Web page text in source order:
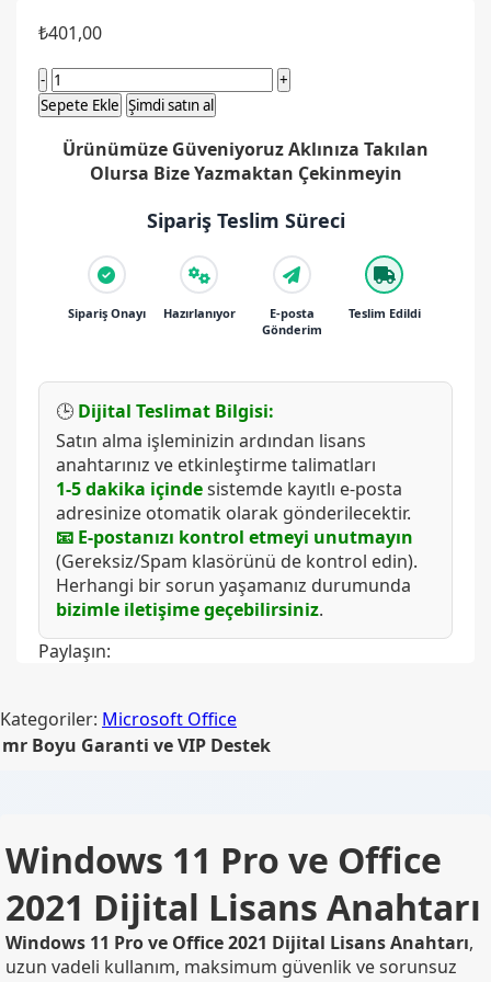
₺401,00
Windows
11
ve
Office
Anahtarı
Sepete Ekle Şimdi satın al
Ürünümüze Güveniyoruz Aklınıza Takılan
Olursa Bize Yazmaktan Çekinmeyin
Sipariş Teslim Süreci
Sipariş Onayı Hazırlanıyor
E-posta
Gönderim
Teslim Edildi
🕒 Dijital Teslimat Bilgisi:
Satın alma işleminizin ardından lisans
anahtarınız ve etkinleştirme talimatları
1-5 dakika içindesistemde kayıtlı e-posta
adresinize otomatik olarak gönderilecektir.
📧 E-postanızı kontrol etmeyi unutmayın
(Gereksiz/Spam klasörünü de kontrol edin).
Herhangi bir sorun yaşamanız durumunda
bizimle iletişime geçebilirsiniz.
Paylaşın:
Kategoriler: Microsoft Office
mr Boyu Garanti ve VIP Destek
Windows 11 Pro ve Office
2021 Dijital Lisans Anahtarı
Windows 11 Pro ve Office 2021 Dijital Lisans Anahtarı,
uzun vadeli kullanım, maksimum güvenlik ve sorunsuz